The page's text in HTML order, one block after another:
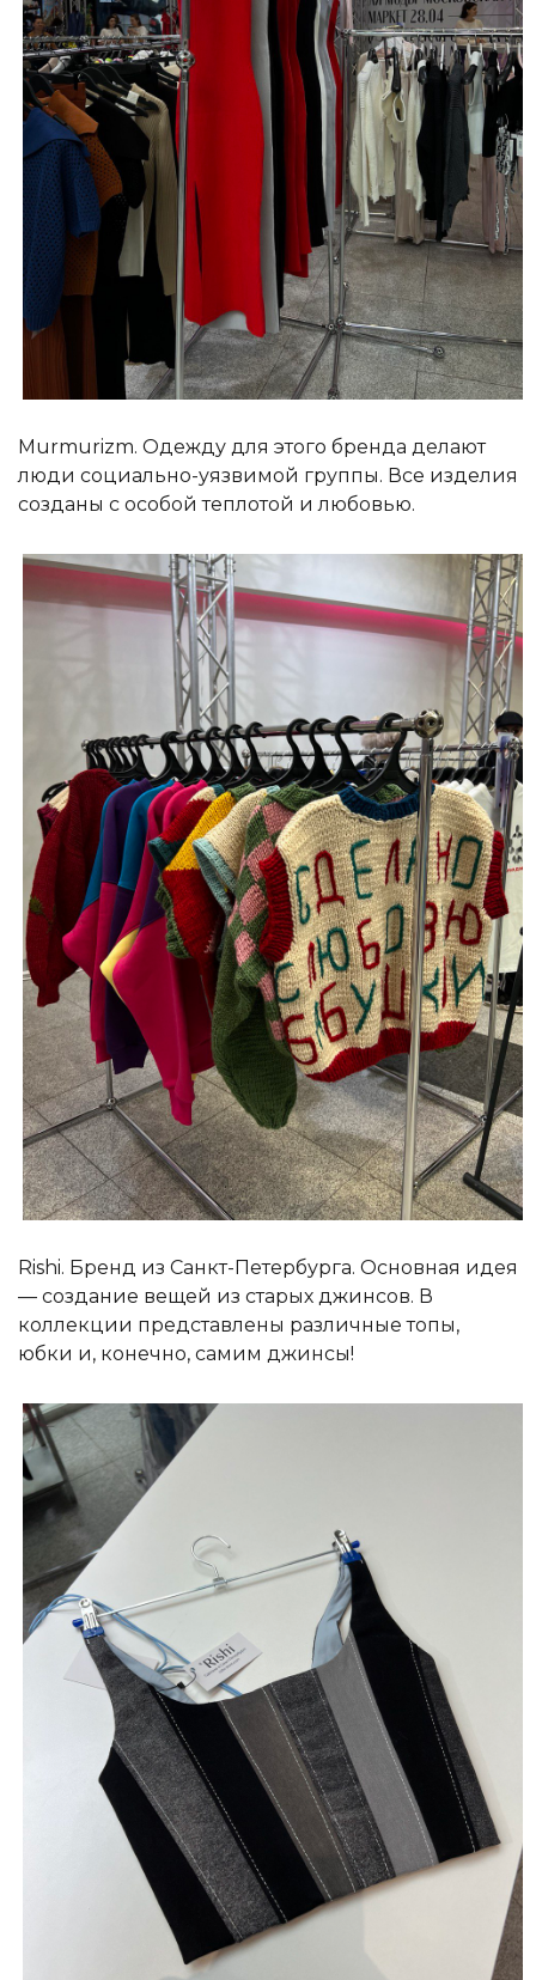
Murmurizm. Одежду для этого бренда делают
люди социально-уязвимой группы. Все изделия
созданы с особой теплотой и любовью.
Rishi. Бренд из Санкт-Петербурга. Основная идея
— создание вещей из старых джинсов. В
коллекции представлены различные топы,
юбки и, конечно, самим джинсы!